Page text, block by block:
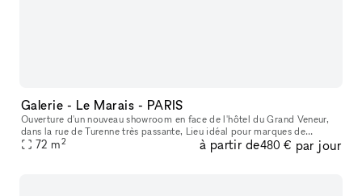
Galerie - Le Marais - PARIS
Ouverture d'un nouveau showroom en face de l'hôtel du Grand Veneur,
dans la rue de Turenne très passante, Lieu idéal pour marques de
créateurs, boutique vintage, showroom, évènementiel, galeries d'a
72 m2 à partir de480 € par jour